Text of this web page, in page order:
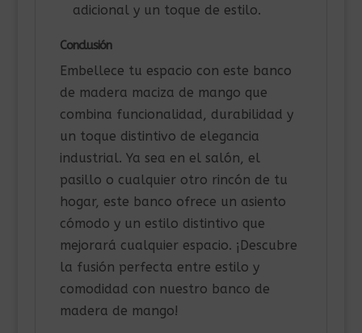
adicional y un toque de estilo.
Conclusión
Embellece tu espacio con este banco
de madera maciza de mango que
combina funcionalidad, durabilidad y
un toque distintivo de elegancia
industrial. Ya sea en el salón, el
pasillo o cualquier otro rincón de tu
hogar, este banco ofrece un asiento
cómodo y un estilo distintivo que
mejorará cualquier espacio. ¡Descubre
la fusión perfecta entre estilo y
comodidad con nuestro banco de
madera de mango!